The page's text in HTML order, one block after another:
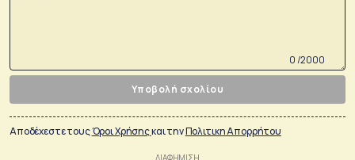
0 /2000
Υποβολή σχολίου
Αποδέχεστε τουςΌροι Χρήσηςκαι τηνΠολιτικη Απορρήτου